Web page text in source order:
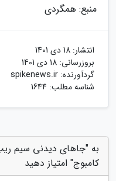
منبع: همگردی
انتشار: 18 دی 1401
بروزرسانی: 18 دی 1401
گردآورنده: spikenews.ir
شناسه مطلب: 1644
کامبوج" امتیاز دهید